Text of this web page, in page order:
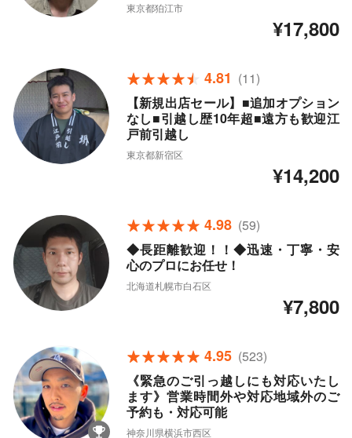
東京都狛江市
¥17,800
4.81 (11)
【新規出店セール】■追加オプション
なし■引越し歴10年超■遠方も歓迎江
戸前引越し
東京都新宿区
¥14,200
4.98 (59)
◆長距離歓迎！！◆迅速・丁寧・安
心のプロにお任せ！
北海道札幌市白石区
¥7,800
4.95 (523)
《緊急のご引っ越しにも対応いたし
ます》営業時間外や対応地域外のご
予約も・対応可能
神奈川県横浜市西区